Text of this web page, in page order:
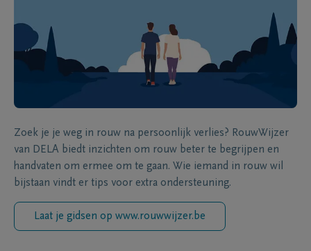
Zoek je je weg in rouw na persoonlijk verlies? RouwWijzer
van DELA biedt inzichten om rouw beter te begrijpen en
handvaten om ermee om te gaan. Wie iemand in rouw wil
bijstaan vindt er tips voor extra ondersteuning.
Laat je gidsen op www.rouwwijzer.be